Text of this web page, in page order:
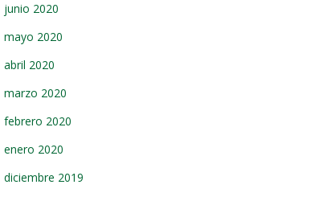
junio 2020
mayo 2020
abril 2020
marzo 2020
febrero 2020
enero 2020
diciembre 2019